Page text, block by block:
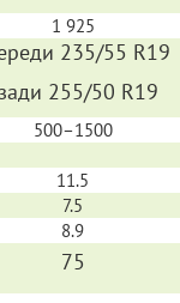
1 925
235/55 R19
255/50 R19
500–1500
11.5
7.5
8.9
75